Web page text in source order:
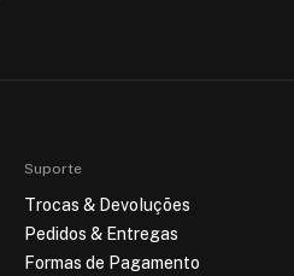
Suporte
Trocas & Devoluções
Pedidos & Entregas
Formas de Pagamento